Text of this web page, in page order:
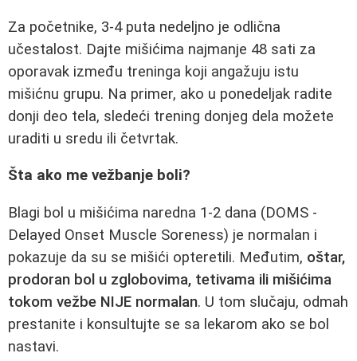
Za početnike, 3-4 puta nedeljno je odlična
učestalost. Dajte mišićima najmanje 48 sati za
oporavak između treninga koji angažuju istu
mišićnu grupu. Na primer, ako u ponedeljak radite
donji deo tela, sledeći trening donjeg dela možete
uraditi u sredu ili četvrtak.
Šta ako me vežbanje boli?
Blagi bol u mišićima naredna 1-2 dana (DOMS -
Delayed Onset Muscle Soreness) je normalan i
pokazuje da su se mišići opteretili. Međutim, oštar,
prodoran bol u zglobovima, tetivama ili mišićima
tokom vežbe NIJE normalan. U tom slučaju, odmah
prestanite i konsultujte se sa lekarom ako se bol
nastavi.